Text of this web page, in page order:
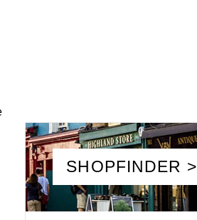
SHOPFINDER >